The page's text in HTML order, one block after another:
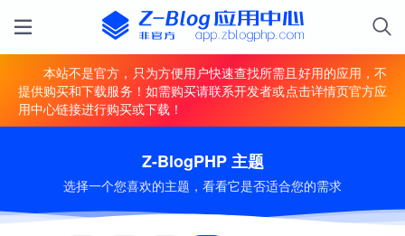
本站不是官方，只为方便用户快速查找所需且好用的应用，不
提供购买和下载服务！如需购买请联系开发者或点击详情页官方应
用中心链接进行购买或下载！
Z-BlogPHP 主题
选择一个您喜欢的主题，看看它是否适合您的需求